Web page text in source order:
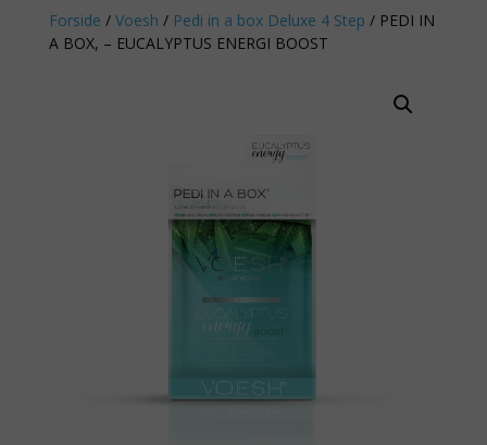
Forside / Voesh / Pedi in a box Deluxe 4 Step / PEDI IN
A BOX, – EUCALYPTUS ENERGI BOOST